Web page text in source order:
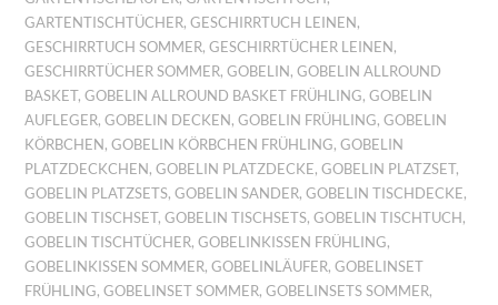
GARTENTISCHTÜCHER,GESCHIRRTUCH LEINEN ,
GESCHIRRTUCH SOMMER,GESCHIRRTÜCHER LEINEN ,
GESCHIRRTÜCHER SOMMER,GOBELIN ,GOBELIN ALLROUND
BASKET,GOBELIN ALLROUND BASKET FRÜHLING,GOBELIN
AUFLEGER,GOBELIN DECKEN ,GOBELIN FRÜHLING,GOBELIN
KÖRBCHEN ,GOBELIN KÖRBCHEN FRÜHLING,GOBELIN
PLATZDECKCHEN ,GOBELIN PLATZDECKE,GOBELIN PLATZSET,
GOBELIN PLATZSETS,GOBELIN SANDER,GOBELIN TISCHDECKE,
GOBELIN TISCHSET,GOBELIN TISCHSETS,GOBELIN TISCHTUCH ,
GOBELIN TISCHTÜCHER,GOBELINKISSEN FRÜHLING,
GOBELINKISSEN SOMMER,GOBELINLÄUFER,GOBELINSET
FRÜHLING,GOBELINSET SOMMER,GOBELINSETS SOMMER,